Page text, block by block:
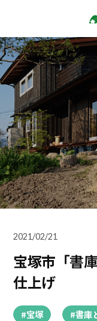
2021/02/21
宝塚市「書
仕上げ
#宝塚 #書庫